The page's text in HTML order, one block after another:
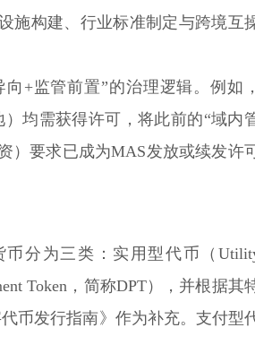
施构建、行业标准制定与跨境互
+监管前置”的治理逻辑。例如
均需获得许可，将此前的“域内
）要求已成为MAS发放或续发许
分为三类：实用型代币（
Token，简称DPT），并根据其
币发行指南》作为补充。支付型